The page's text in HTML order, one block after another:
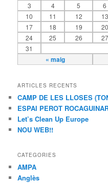
« maig
3
4 5 6
10
11 12 13
17
18 19 20
24
25 26 27
31
ARTICLES RECENTS
CAMP DE LES LLOSES
ESPAI PEROT
Let’s Clean Up Europe
NOU WEB!!
CATEGORIES
AMPA
Anglès